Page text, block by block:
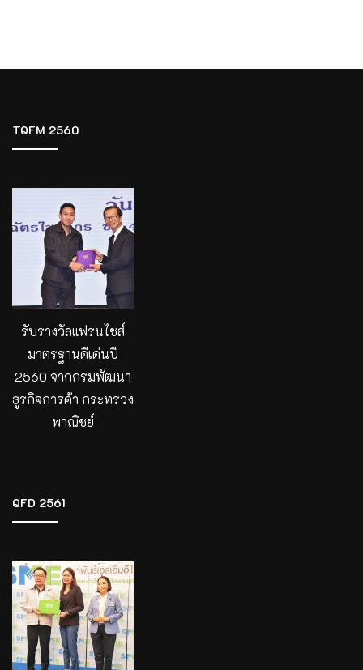
TQFM 2560
รับรางวัลแฟรนไชส์
มาตรฐานดีเด่นปี
2560 จากกรมพัฒนา
ธูรกิจการค้า กระทรวง
พาณิชย์
QFD 2561